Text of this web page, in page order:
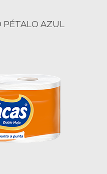
PÉTALO AZUL